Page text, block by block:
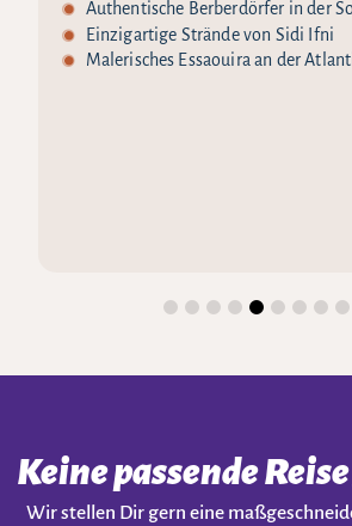
Authentische Berberdörfer in der
Einzigartige Strände von Sidi Ifni
Malerisches Essaouira an der
Keine passende
Wir stellen Dir gern eine